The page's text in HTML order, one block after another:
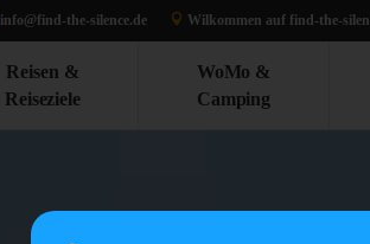
info@find-the-silence.de Wilkommen auf find-the-silen
Reisen &
Reiseziele
WoMo &
Camping